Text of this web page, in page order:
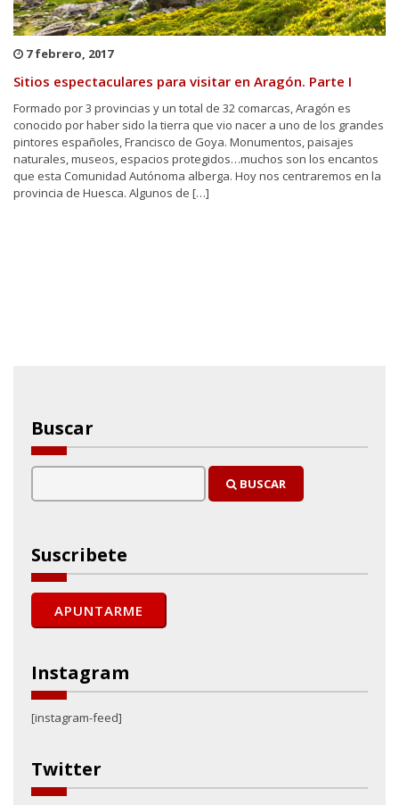
7 febrero, 2017
Sitios espectaculares para visitar en Aragón. Parte I
Formado por 3 provincias y un total de 32 comarcas, Aragón es
conocido por haber sido la tierra que vio nacer a uno de los grandes
pintores españoles, Francisco de Goya. Monumentos, paisajes
naturales, museos, espacios protegidos…muchos son los encantos
que esta Comunidad Autónoma alberga. Hoy nos centraremos en la
provincia de Huesca. Algunos de […]
Buscar
BUSCAR
Suscribete
Instagram
[instagram-feed]
Twitter